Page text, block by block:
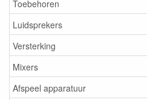
Toebehoren
Luidsprekers
Versterking
Mixers
Afspeel apparatuur